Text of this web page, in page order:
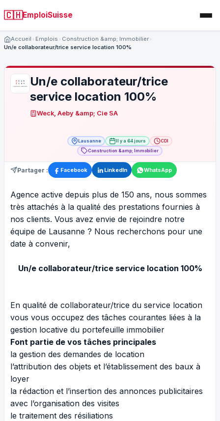
🇨🇭EmploiSuisse
Accueil Emplois
Construction &amp; Immobilier
Un/e collaborateur/trice service location 100%
Un/e collaborateur/trice
service location 100%
Weck, Aeby &amp; Cie SA
Lausanne Il y a 64 jours
CDI
Construction &amp; Immobilier
Partager : Facebook LinkedIn WhatsApp
Agence active depuis plus de 150 ans, nous sommes
très attachés à la qualité des prestations fournies à
nos clients. Vous avez envie de rejoindre notre
équipe de Lausanne ? Nous recherchons pour une
date à convenir,
Un/e collaborateur/trice service location 100%
En qualité de collaborateur/trice du service location
vous vous occupez des tâches courantes liées à la
gestion locative du portefeuille immobilier
Font partie de vos tâches principales
la gestion des demandes de location
l’attribution des objets et l’établissement des baux à
loyer
la rédaction et l’insertion des annonces publicitaires
avec l’organisation des visites
le traitement des résiliations